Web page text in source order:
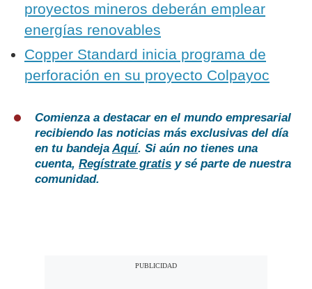
proyectos mineros deberán emplear
energías renovables
Copper Standard inicia programa de
perforación en su proyecto Colpayoc
Comienza a destacar en el mundo empresarial
recibiendo las noticias más exclusivas del día
en tu bandejaAquí. Si aún no tienes una
cuenta, Regístrate gratis y sé parte de nuestra
comunidad.